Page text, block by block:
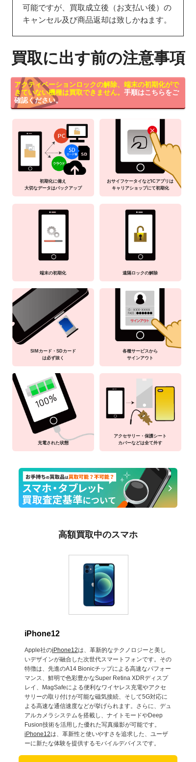
可能ですが、買取成立後（お支払い後）の
キャンセル及び商品返却は致しかねます。
買取に出す前の注意事項
アクティベーションロックの解除、端末の初期化がで
きていない機種は買取できません。 手順はこちらをご
確認ください。
初期化に備え
大切なデータはバックアップ
おサイフケータイなどICアプリは
キャリアショップにて初期化
端末の初期化 遠隔ロックの解除
SIMカード・SDカード
は必ず抜く
各種サービスから
サインアウト
充電された状態
アクセサリー・保護シート
カバーなどは全て外す
高額買取中のスマホ
iPhone12
Apple社のiPhone12は、革新的なテクノロジーと美し
いデザインが融合した次世代スマートフォンです。その
特徴は、先進のA14 Bionicチップによる高速なパフォー
マンス、鮮明で色彩豊かなSuper Retina XDRディスプ
レイ、MagSafeによる便利なワイヤレス充電やアクセ
サリーの取り付けが可能な磁気接続、そして5G対応に
よる高速な通信速度などが挙げられます。さらに、デュ
アルカメラシステムを搭載し、ナイトモードやDeep
Fusion技術を活用した優れた写真撮影が可能です。
iPhone12は、革新性と使いやすさを追求した、ユーザ
ーに新たな体験を提供するモバイルデバイスです。